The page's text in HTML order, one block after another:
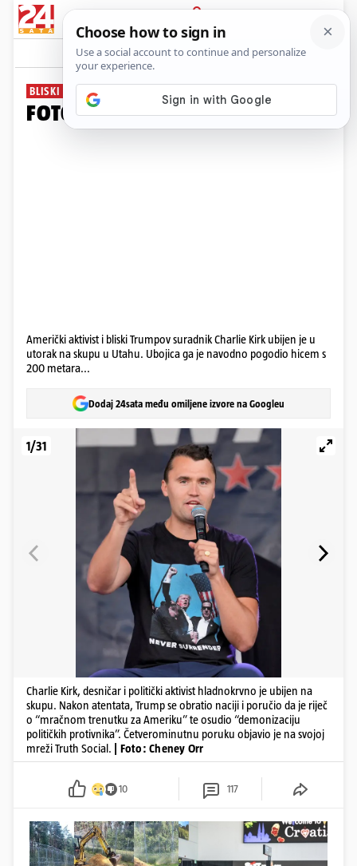
PRIJAVA
Galerija Komentari
BLISKI TRUMPOV SURADNIK
FOTO Tko je bio Charlie Kirk?
Američki aktivist i bliski Trumpov suradnik Charlie Kirk ubijen je u
utorak na skupu u Utahu. Ubojica ga je navodno pogodio hicem s
200 metara...
Dodaj 24sata među omiljene izvore na Googleu
1/31
Charlie Kirk, desničar i politički aktivist hladnokrvno je ubijen na
skupu. Nakon atentata, Trump se obratio naciji i poručio da je riječ
o “mračnom trenutku za Ameriku” te osudio “demonizaciju
političkih protivnika”. Četverominutnu poruku objavio je na svojoj
mreži Truth Social.
| Foto: Cheney Orr
10 117